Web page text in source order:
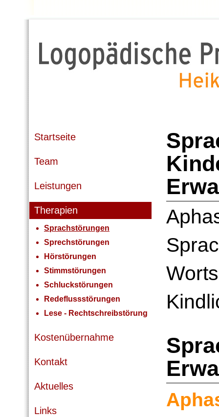
Startseite
Team
Leistungen
Therapien
Sprachstörungen
Sprechstörungen
Hörstörungen
Stimmstörungen
Schluckstörungen
Redeflussstörungen
Lese - Rechtschreibstörung
Kostenübernahme
Kontakt
Aktuelles
Links